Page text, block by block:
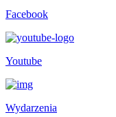
Facebook
Youtube
Wydarzenia